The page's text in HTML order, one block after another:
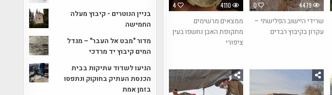
4 4110
ממצאים מרשימים
מתקופת האבן נחשפו בעין
ציפורי
0 4479
שרידי היישוב הפלישתי –
עקרון בקיבוץ רבדים
בניין הנוטרים - קיבוץ מעלה
החמישה
מדור "מבט אל העבר" – מגדל
המים קיבוץ יד מרדכי
הגיעו לשדוד עתיקות בבית
הכנסת העתיק בחוקוק ונתפסו
בזמן אמת